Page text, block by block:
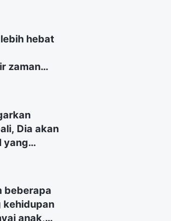
hebat
zaman
Dia akan
yang
beberapa
kehidupan
anak,